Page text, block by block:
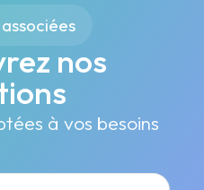
nos
à vos besoins